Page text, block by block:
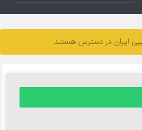
ایران در دسترس هستند.